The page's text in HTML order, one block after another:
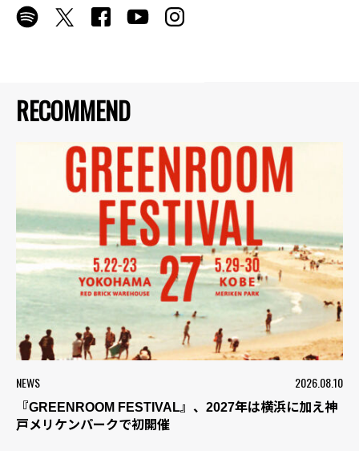
RECOMMEND
NEWS 2026.08.10
『GREENROOM FESTIVAL』、2027年は横浜に加え神
戸メリケンパークで初開催